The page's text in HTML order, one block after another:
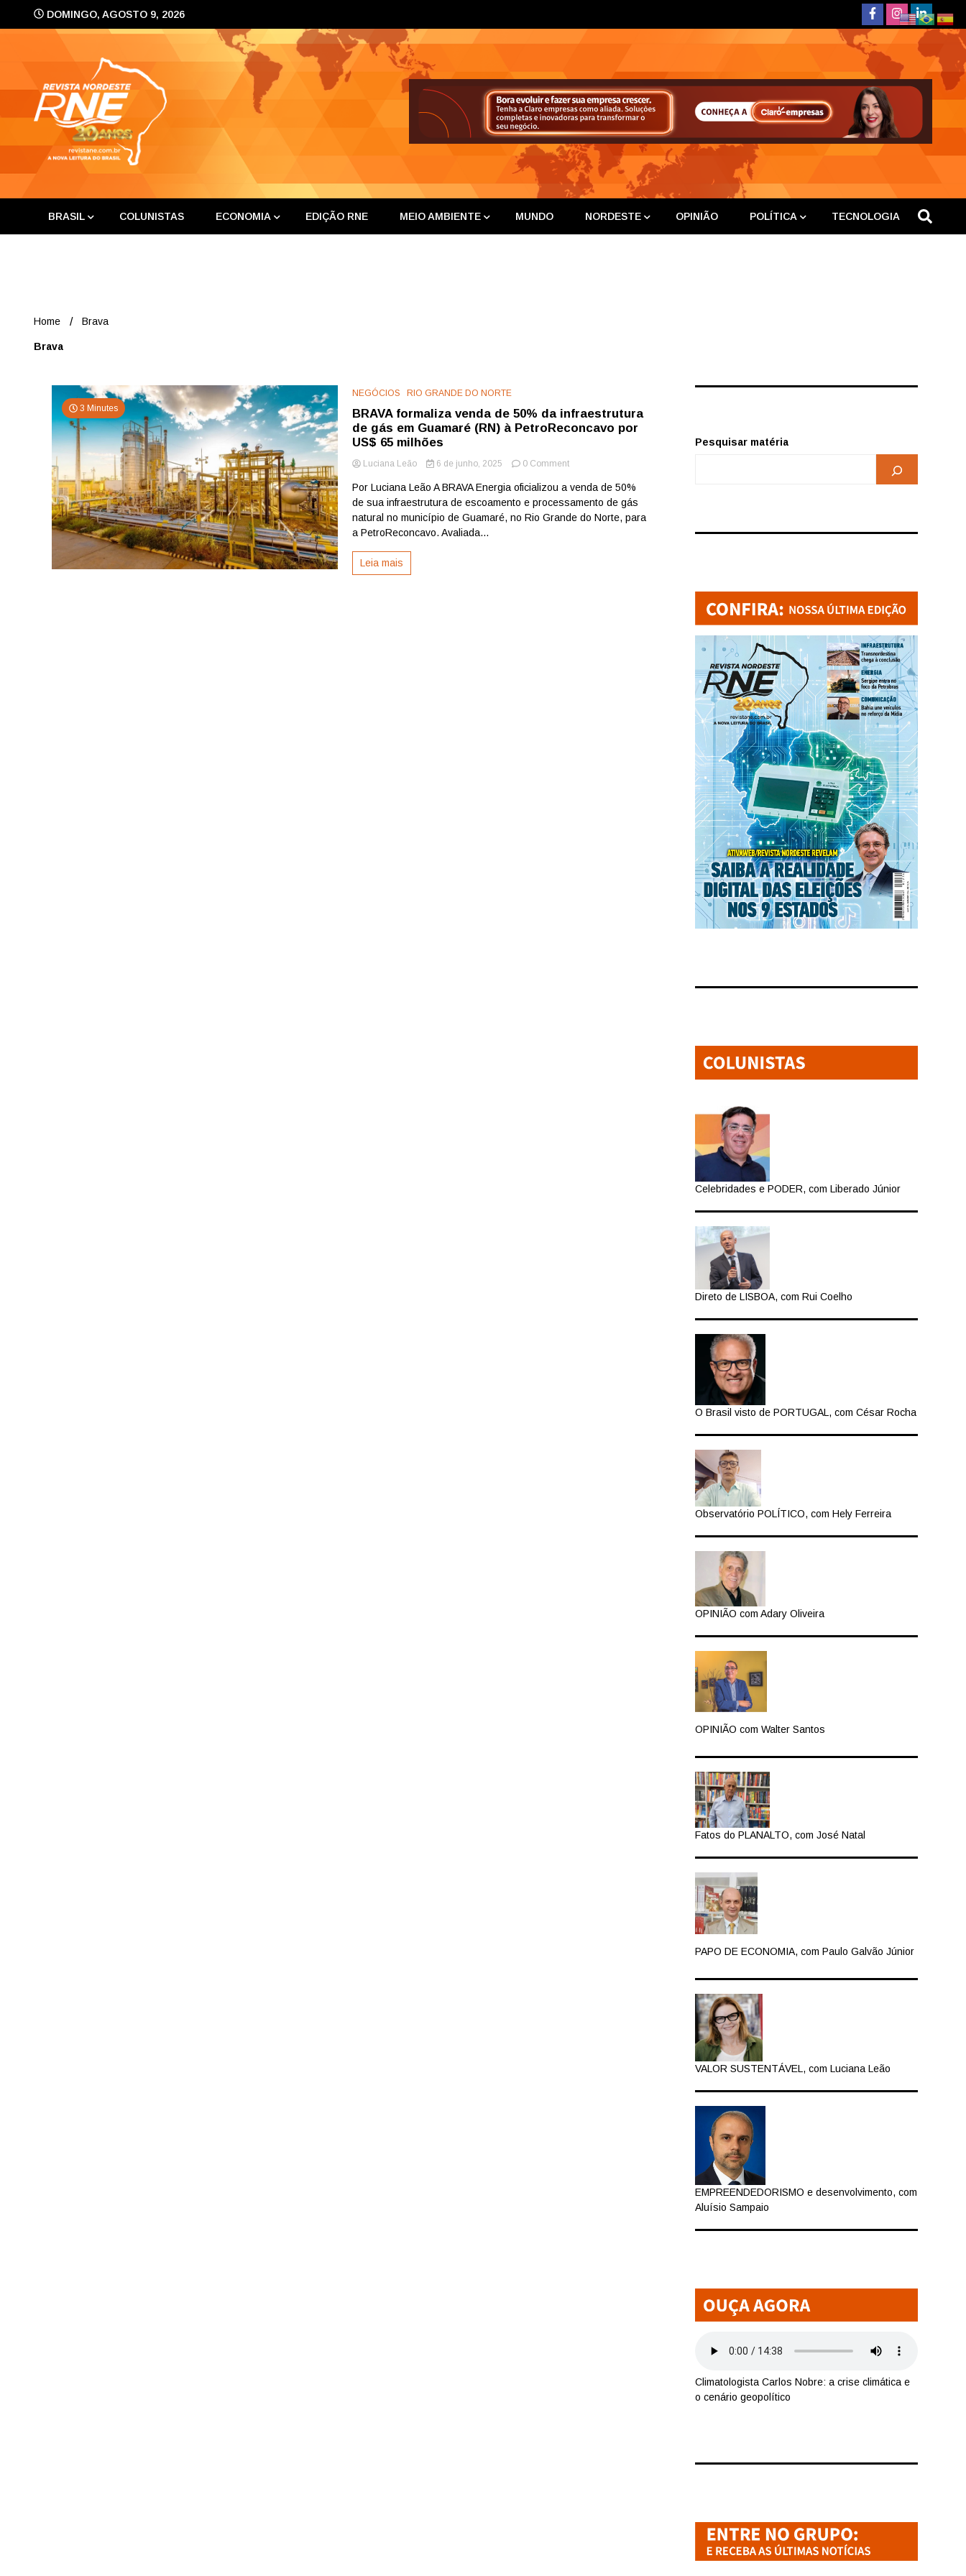
DOMINGO, AGOSTO 9, 2026
Revista Nordeste
A nova leitura do Brasil
BRASIL COLUNISTAS ECONOMIA EDIÇÃO RNE MEIO AMBIENTE MUNDO NORDESTE OPINIÃO POLÍTICA TECNOLOGIA
Home Brava
Brava
3 Minutes
NEGÓCIOS RIO GRANDE DO NORTE
BRAVA formaliza venda de 50% da infraestrutura
de gás em Guamaré (RN) à PetroReconcavo por
US$ 65 milhões
Luciana Leão 6 de junho, 2025 0 Commenton
formaliza
venda
de
Por Luciana Leão A BRAVA Energia oficializou a venda de 50%
de sua infraestrutura de escoamento e processamento de gás
natural no município de Guamaré, no Rio Grande do Norte, para
a PetroReconcavo. Avaliada...
Leia mais
Pesquisar matéria
Celebridades e PODER, com Liberado Júnior
Direto de LISBOA, com Rui Coelho
O Brasil visto de PORTUGAL, com César Rocha
Observatório POLÍTICO, com Hely Ferreira
OPINIÃO com Adary Oliveira
OPINIÃO com Walter Santos
Fatos do PLANALTO, com José Natal
PAPO DE ECONOMIA, com Paulo Galvão Júnior
VALOR SUSTENTÁVEL, com Luciana Leão
EMPREENDEDORISMO e desenvolvimento, com
Aluísio Sampaio
Climatologista Carlos Nobre: a crise climática e
o cenário geopolítico